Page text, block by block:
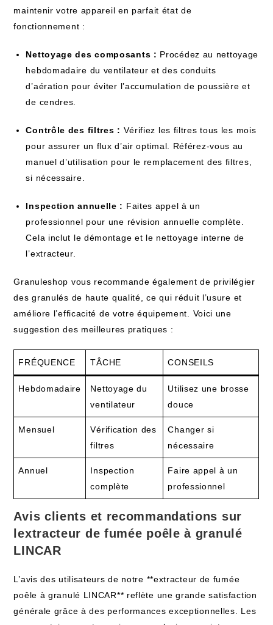
maintenir votre appareil en parfait état de
fonctionnement :
Nettoyage des composants : Procédez au nettoyage
hebdomadaire du ventilateur et des conduits
d’aération pour éviter l’accumulation de poussière et
de cendres.
Contrôle des filtres : Vérifiez les filtres tous les mois
pour assurer un flux d’air optimal. Référez-vous au
manuel d’utilisation pour le remplacement des filtres,
si nécessaire.
Inspection annuelle : Faites appel à un
professionnel pour une révision annuelle complète.
Cela inclut le démontage et le nettoyage interne de
l’extracteur.
Granuleshop vous recommande également de privilégier
des granulés de haute qualité, ce qui réduit l’usure et
améliore l’efficacité de votre équipement. Voici une
suggestion des meilleures pratiques :
FRÉQUENCE TÂCHE CONSEILS
Hebdomadaire
Nettoyage du
ventilateur
Utilisez une brosse
douce
Mensuel
Vérification des
filtres
Changer si
nécessaire
Annuel
Inspection
complète
Faire appel à un
professionnel
Avis clients et recommandations sur
lextracteur de fumée poêle à granulé
LINCAR
L’avis des utilisateurs de notre **extracteur de fumée
poêle à granulé LINCAR** reflète une grande satisfaction
générale grâce à des performances exceptionnelles. Les